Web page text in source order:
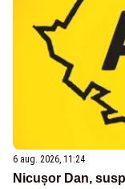
6 aug. 2026, 11:24
Nicușor Dan,